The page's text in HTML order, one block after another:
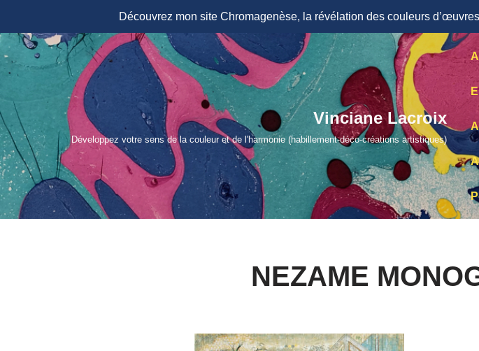
Découvrez mon site Chromagenèse, la révélation des couleurs
Aller
contenu
Vinciane Lacroix
Développez votre sens de la couleur et de l'harmonie (habillement-déco-créations artistiques)
NEZAME